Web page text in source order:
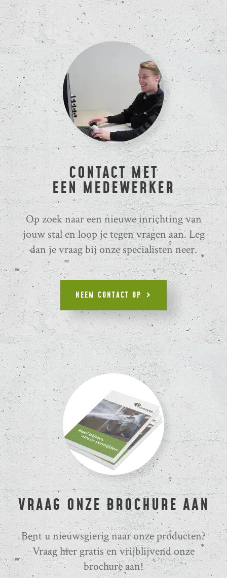
CONTACT MET
EEN MEDEWERKER
Op zoek naar een nieuwe inrichting van
jouw stal en loop je tegen vragen aan. Leg
dan je vraag bij onze specialisten neer.
NEEM CONTACT OP
VRAAG ONZE BROCHURE AAN
Bent u nieuwsgierig naar onze producten?
Vraag hier gratis en vrijblijvend onze
brochure aan!